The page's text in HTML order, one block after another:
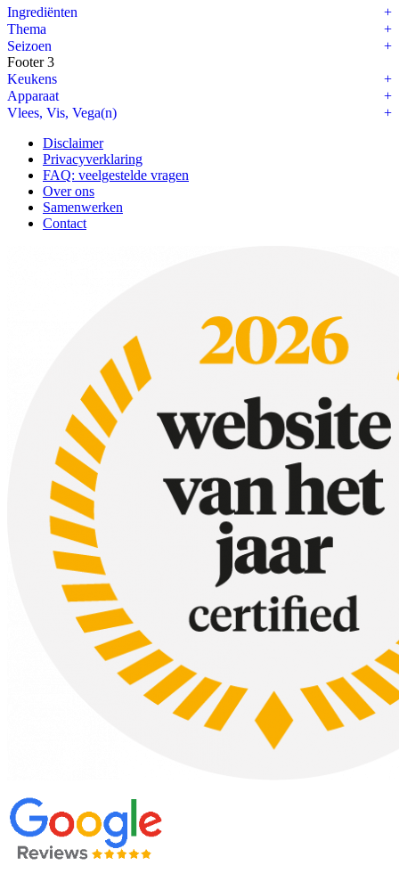
Ingrediënten
Thema
Seizoen
Footer 3
Keukens
Apparaat
Vlees, Vis, Vega(n)
Disclaimer
Privacyverklaring
FAQ: veelgestelde vragen
Over ons
Samenwerken
Contact